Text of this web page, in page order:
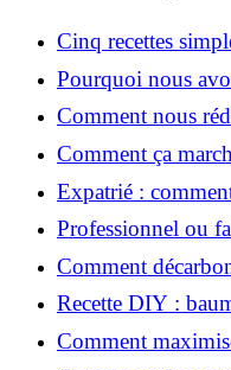
Cinq recettes
maison
Pourquoi nous
atelier et ce que
Comment nous
3 mois au lieu de 6?
Comment ça
même et nous
Expatrié :
et rénover votre
Professionnel ou
pour votre
Comment
la rénovation
Recette DIY :
SPF
Comment